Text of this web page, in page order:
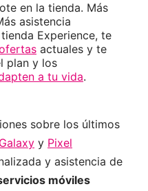
en la tienda. Más
asistencia
Experience, te
actuales y te
plan y los
a tu vida.
sobre los últimos
Galaxy y Pixel
y asistencia de
móviles